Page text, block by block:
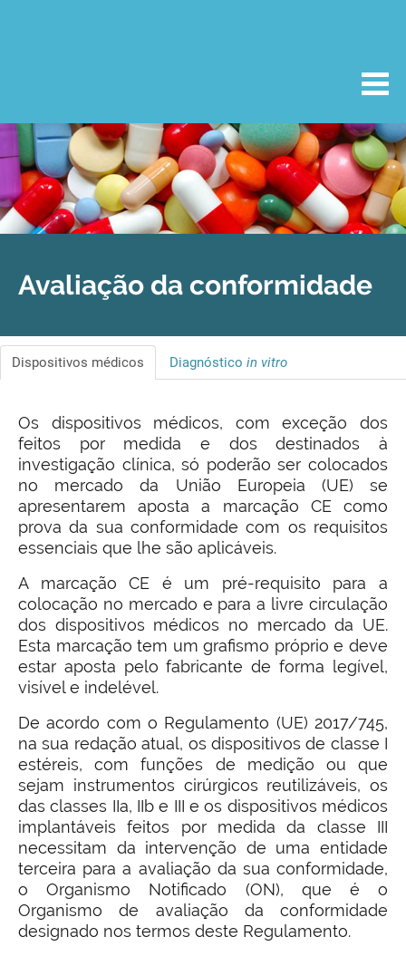
Avaliação da conformidade
Dispositivos médicos Diagnóstico in vitro
Os dispositivos médicos, com exceção dos
feitos por medida e dos destinados à
investigação clínica, só poderão ser colocados
no mercado da União Europeia (UE) se
apresentarem aposta a marcação CE como
prova da sua conformidade com os requisitos
essenciais que lhe são aplicáveis.
A marcação CE é um pré-requisito para a
colocação no mercado e para a livre circulação
dos dispositivos médicos no mercado da UE.
Esta marcação tem um grafismo próprio e deve
estar aposta pelo fabricante de forma legível,
visível e indelével.
De acordo com o Regulamento (UE) 2017/745,
na sua redação atual, os dispositivos de classe I
estéreis, com funções de medição ou que
sejam instrumentos cirúrgicos reutilizáveis, os
das classes IIa, IIb e III e os dispositivos médicos
implantáveis feitos por medida da classe III
necessitam da intervenção de uma entidade
terceira para a avaliação da sua conformidade,
o Organismo Notificado (ON), que é o
Organismo de avaliação da conformidade
designado nos termos deste Regulamento.